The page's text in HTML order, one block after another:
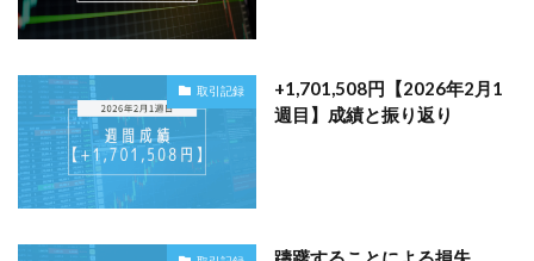
取引記録
+1,701,508円【2026年2月1
週目】成績と振り返り